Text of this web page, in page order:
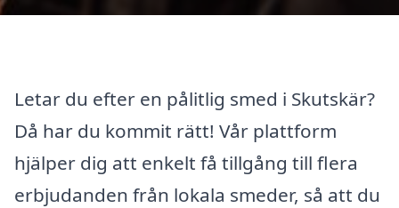
Letar du efter en pålitlig smed i Skutskär?
Då har du kommit rätt! Vår plattform
hjälper dig att enkelt få tillgång till flera
erbjudanden från lokala smeder, så att du